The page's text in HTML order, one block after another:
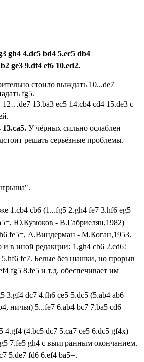
3 gh4 4.dc5 bd4 5.ec5 db4
ge3 9.df4 ef6 10.ed2.
стоило выждать 10...de7
fg5.
12…de7 13.ba3 ec5 14.cb4 cd4 15.de3 с
13.ca5. У чёрных сильно ослаблен
решать серьёзные проблемы.
1.cb4 cb6 (1...fg5 2.gh4 fe7 3.hf6 eg5
Ю.Кузюков - В.Габриелян,1982)
fe5=, А.Виндерман - М.Коган,1953.
в иной редакции: 1.gh4 cb6 2.cd6!
5.hf6 fc7. Белые без шашки, но прорыв
fg5 8.fe5 и т.д. обеспечивает им
3.gf4 dc7 4.fh6 ce5 5.dc5 (5.ab4 ab6
ничья) 5...fe7 6.ab4 bc7 7.ba5 cd6
4.gf4 (4.bc5 dc7 5.ca7 ce5 6.dc5 gf4x)
7.fe5 gh4 с выигранным окончанием.
5.de7 fd6 6.ef4 ba5=.